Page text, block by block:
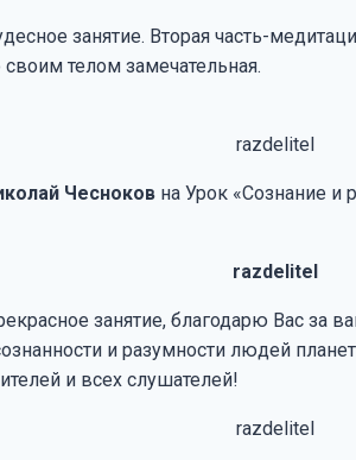
занятие. Вторая часть-
своим телом замечательная.
Чесноков на Урок «Сознание и
занятие, благодарю Вас за
и разумности людей
и всех слушателей!